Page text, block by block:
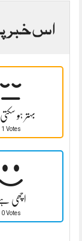
اس خبر
بہتر ہو
1 Votes
اچھی
0 Votes